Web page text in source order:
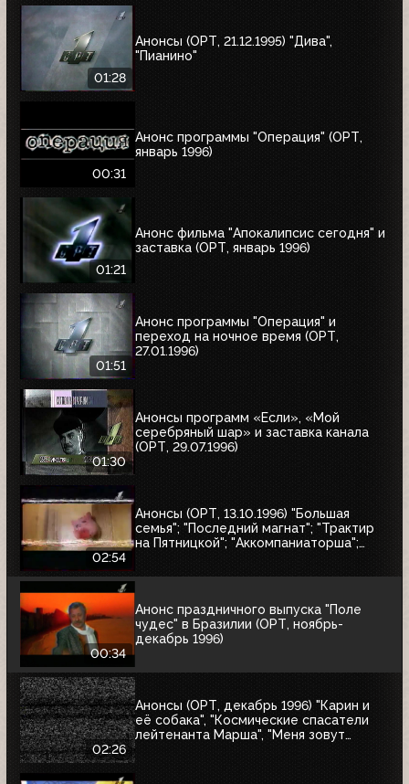
01:28
Анонсы (ОРТ, 21.12.1995) "Дива",
"Пианино"
00:31
Анонс программы "Операция" (ОРТ,
январь 1996)
01:21
Анонс фильма "Апокалипсис сегодня" и
заставка (ОРТ, январь 1996)
01:51
Анонс программы "Операция" и
переход на ночное время (ОРТ,
27.01.1996)
01:30
Анонсы программ «Если», «Мой
серебряный шар» и заставка канала
(ОРТ, 29.07.1996)
02:54
Анонсы (ОРТ, 13.10.1996) "Большая
семья"; "Последний магнат"; "Трактир
на Пятницкой"; "Аккомпаниаторша";
00:34
Анонс праздничного выпуска "Поле
чудес" в Бразилии (ОРТ, ноябрь-
декабрь 1996)
02:26
Анонсы (ОРТ, декабрь 1996) "Карин и
её собака", "Космические спасатели
лейтенанта Марша", "Меня зовут